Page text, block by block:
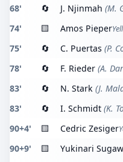
68' 🔄 J. Njinmah (M.
74' 🟨 Amos Pieper
75' 🔄 C. Puertas (P.
78' 🔄 F. Rieder (A.
83' 🔄 N. Stark (J.
83' 🔄 I. Schmidt (K.
90+4' 🟨 Cedric Zesiger
90+9' 🟨 Yukinari